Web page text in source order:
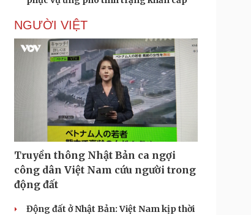
NGƯỜI VIỆT
Truyền thông Nhật Bản ca ngợi
công dân Việt Nam cứu người trong
động đất
Động đất ở Nhật Bản: Việt Nam kịp thời